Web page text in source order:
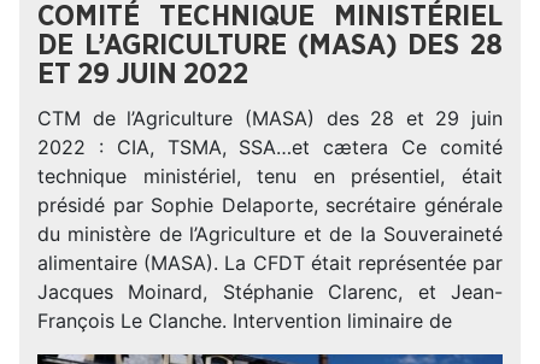
COMITÉ TECHNIQUE MINISTÉRIEL
DE L’AGRICULTURE (MASA) DES 28
ET 29 JUIN 2022
CTM de l’Agriculture (MASA) des 28 et 29 juin
2022 : CIA, TSMA, SSA…et cætera Ce comité
technique ministériel, tenu en présentiel, était
présidé par Sophie Delaporte, secrétaire générale
du ministère de l’Agriculture et de la Souveraineté
alimentaire (MASA). La CFDT était représentée par
Jacques Moinard, Stéphanie Clarenc, et Jean-
François Le Clanche. Intervention liminaire de